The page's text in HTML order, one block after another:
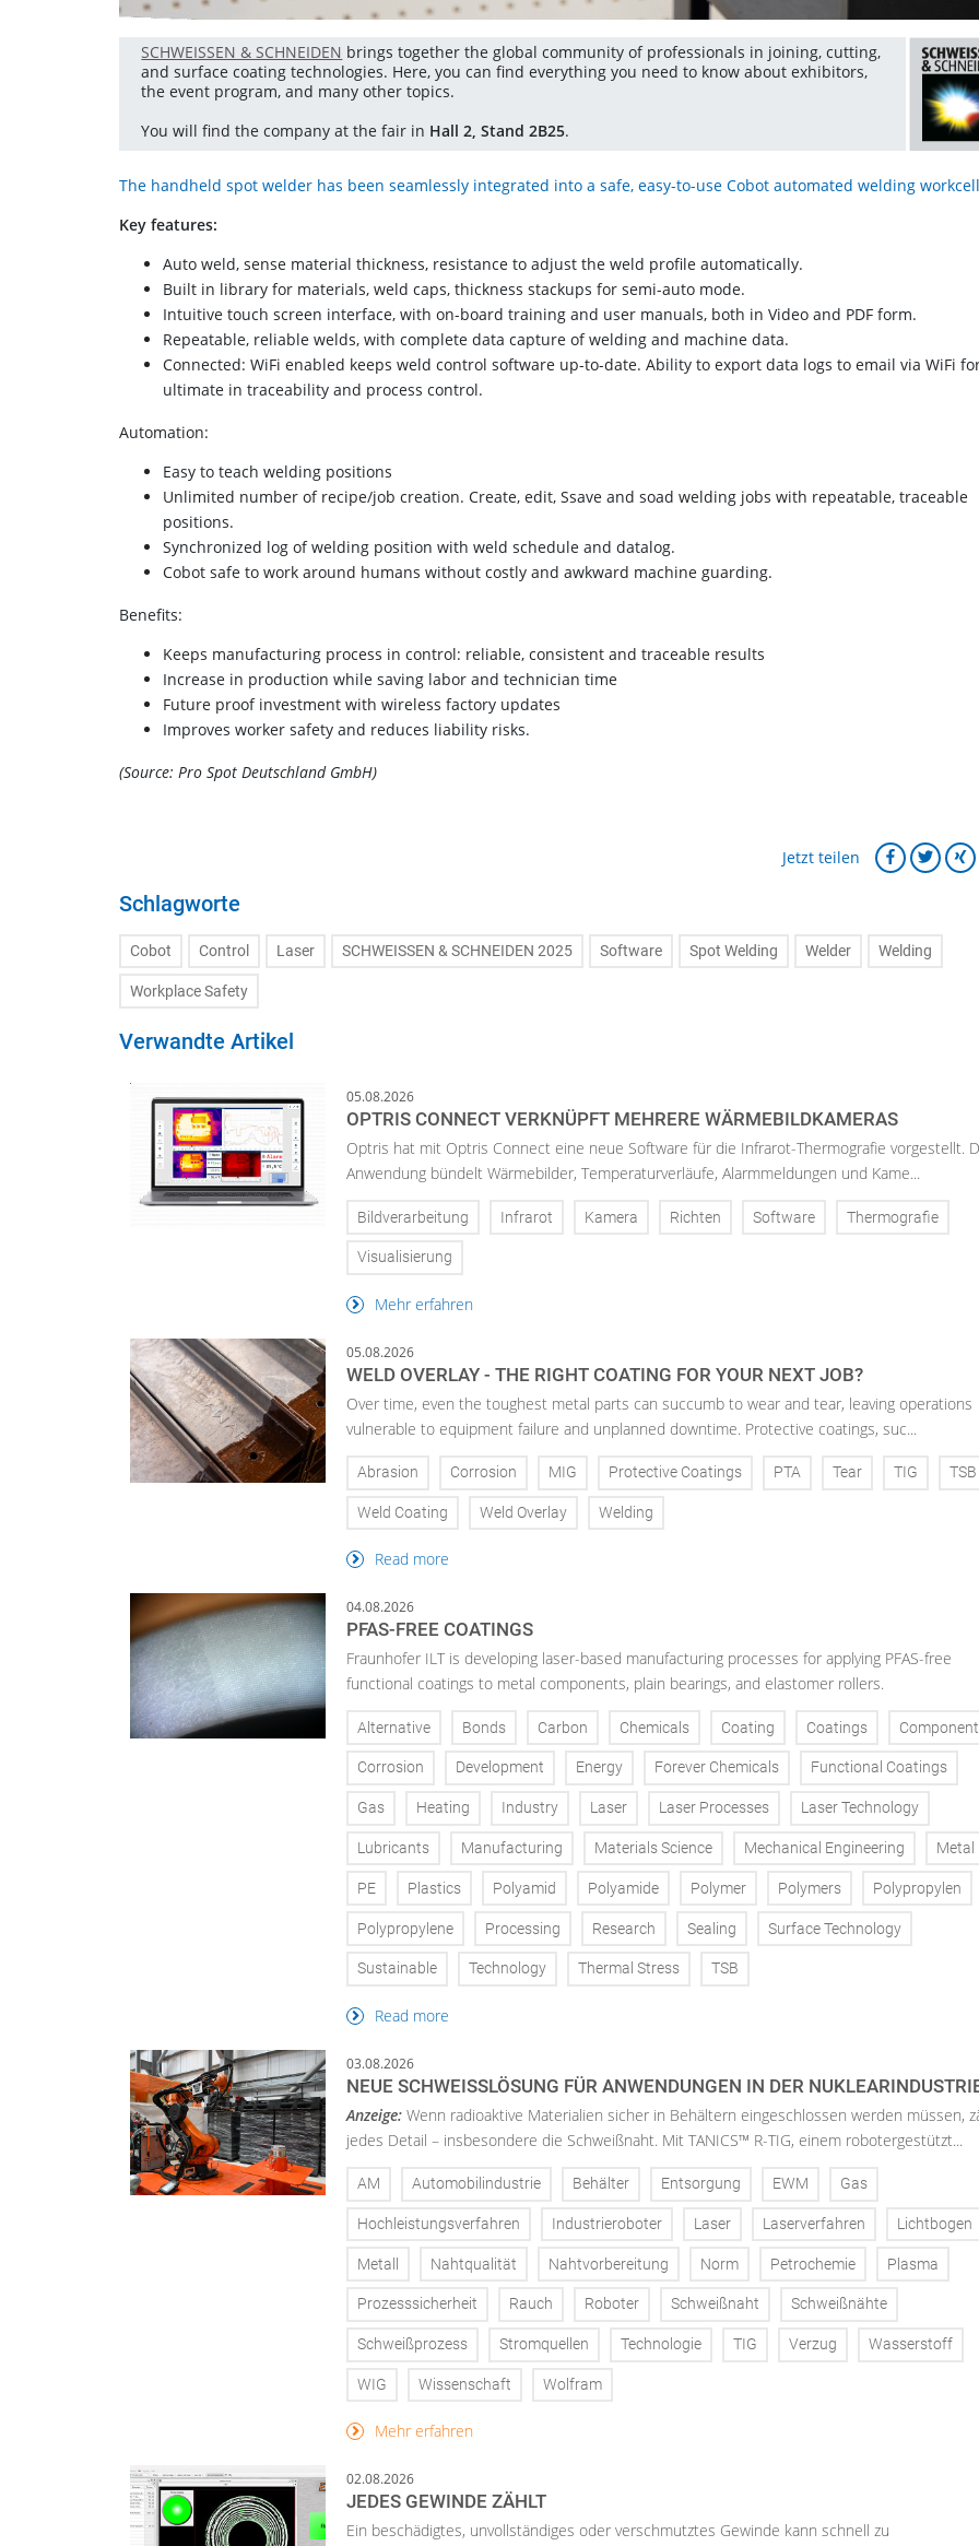
SCHWEISSEN & SCHNEIDEN brings together the global community of professionals in joining, cutting,
and surface coating technologies. Here, you can find everything you need to know about exhibitors,
the event program, and many other topics.
You will find the company at the fair in Hall 2, Stand 2B25.
The handheld spot welder has been seamlessly integrated into a safe, easy-to-use Cobot automated welding
Key features:
Auto weld, sense material thickness, resistance to adjust the weld profile automatically.
Built in library for materials, weld caps, thickness stackups for semi-auto mode.
Intuitive touch screen interface, with on-board training and user manuals, both in Video and PDF form.
Repeatable, reliable welds, with complete data capture of welding and machine data.
Connected: WiFi enabled keeps weld control software up-to-date. Ability to export data logs to email via WiFi
ultimate in traceability and process control.
Automation:
Easy to teach welding positions
Unlimited number of recipe/job creation. Create, edit, Ssave and soad welding jobs with repeatable, traceable
positions.
Synchronized log of welding position with weld schedule and datalog.
Cobot safe to work around humans without costly and awkward machine guarding.
Benefits:
Keeps manufacturing process in control: reliable, consistent and traceable results
Increase in production while saving labor and technician time
Future proof investment with wireless factory updates
Improves worker safety and reduces liability risks.
(Source: Pro Spot Deutschland GmbH)
Jetzt teilen
Schlagworte
Cobot Control Laser SCHWEISSEN & SCHNEIDEN 2025 Software Spot Welding Welder Welding
Workplace Safety
Verwandte Artikel
05.08.2026
OPTRIS CONNECT VERKNÜPFT MEHRERE WÄRMEBILDKAMERAS
Optris hat mit Optris Connect eine neue Software für die Infrarot-Thermografie vorgestellt.
Anwendung bündelt Wärmebilder, Temperaturverläufe, Alarmmeldungen und Kame...
Bildverarbeitung Infrarot Kamera Richten Software Thermografie
Visualisierung
Mehr erfahren
05.08.2026
WELD OVERLAY - THE RIGHT COATING FOR YOUR NEXT JOB?
Over time, even the toughest metal parts can succumb to wear and tear, leaving operations
vulnerable to equipment failure and unplanned downtime. Protective coatings, suc...
Abrasion Corrosion MIG Protective Coatings PTA Tear TIG TSB
Weld Coating Weld Overlay Welding
Read more
04.08.2026
PFAS-FREE COATINGS
Fraunhofer ILT is developing laser-based manufacturing processes for applying PFAS-free
functional coatings to metal components, plain bearings, and elastomer rollers.
Alternative Bonds Carbon Chemicals Coating Coatings
Corrosion Development Energy Forever Chemicals Functional Coatings
Gas Heating Industry Laser Laser Processes Laser Technology
Lubricants Manufacturing Materials Science Mechanical Engineering Metal
PE Plastics Polyamid Polyamide Polymer Polymers Polypropylen
Polypropylene Processing Research Sealing Surface Technology
Sustainable Technology Thermal Stress TSB
Read more
03.08.2026
NEUE SCHWEISSLÖSUNG FÜR ANWENDUNGEN IN DER NUKLEARINDUSTRIE
Anzeige: Wenn radioaktive Materialien sicher in Behältern eingeschlossen werden müssen,
jedes Detail – insbesondere die Schweißnaht. Mit TANICS™ R-TIG, einem robotergestützt...
AM Automobilindustrie Behälter Entsorgung EWM Gas
Hochleistungsverfahren Industrieroboter Laser Laserverfahren Lichtbogen
Metall Nahtqualität Nahtvorbereitung Norm Petrochemie Plasma
Prozesssicherheit Rauch Roboter Schweißnaht Schweißnähte
Schweißprozess Stromquellen Technologie TIG Verzug Wasserstoff
WIG Wissenschaft Wolfram
Mehr erfahren
02.08.2026
JEDES GEWINDE ZÄHLT
Ein beschädigtes, unvollständiges oder verschmutztes Gewinde kann schnell zu